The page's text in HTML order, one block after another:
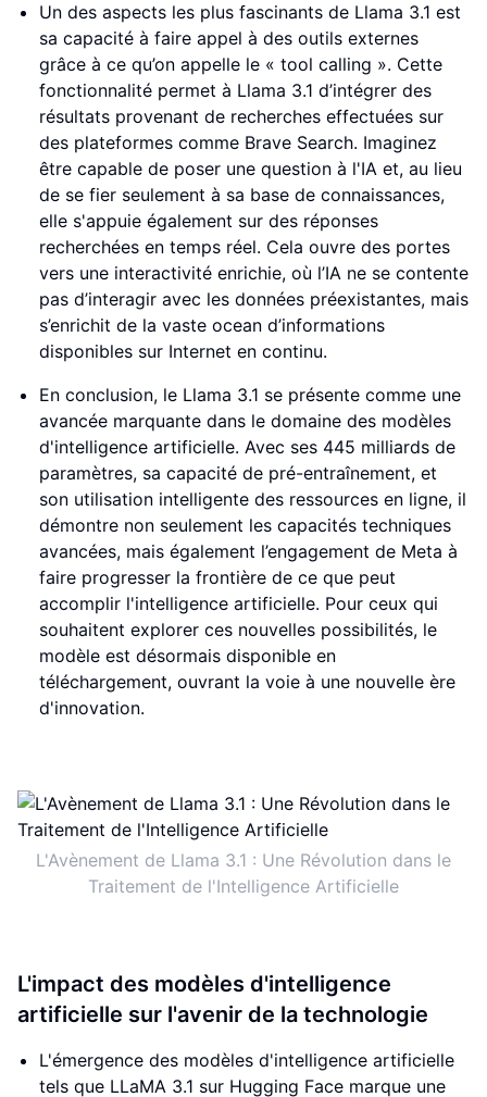
Un des aspects les plus fascinants de Llama 3.1 est
sa capacité à faire appel à des outils externes
grâce à ce qu’on appelle le « tool calling ». Cette
fonctionnalité permet à Llama 3.1 d’intégrer des
résultats provenant de recherches effectuées sur
des plateformes comme Brave Search. Imaginez
être capable de poser une question à l'IA et, au lieu
de se fier seulement à sa base de connaissances,
elle s'appuie également sur des réponses
recherchées en temps réel. Cela ouvre des portes
vers une interactivité enrichie, où l’IA ne se contente
pas d’interagir avec les données préexistantes, mais
s’enrichit de la vaste ocean d’informations
disponibles sur Internet en continu.
En conclusion, le Llama 3.1 se présente comme une
avancée marquante dans le domaine des modèles
d'intelligence artificielle. Avec ses 445 milliards de
paramètres, sa capacité de pré-entraînement, et
son utilisation intelligente des ressources en ligne, il
démontre non seulement les capacités techniques
avancées, mais également l’engagement de Meta à
faire progresser la frontière de ce que peut
accomplir l'intelligence artificielle. Pour ceux qui
souhaitent explorer ces nouvelles possibilités, le
modèle est désormais disponible en
téléchargement, ouvrant la voie à une nouvelle ère
d'innovation.
L'Avènement de Llama 3.1 : Une Révolution dans le
Traitement de l'Intelligence Artificielle
L'impact des modèles d'intelligence
artificielle sur l'avenir de la technologie
L'émergence des modèles d'intelligence artificielle
tels que LLaMA 3.1 sur Hugging Face marque une